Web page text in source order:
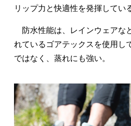
リップ力と快適性を発揮してい
防水性能は、レインウェアな
れているゴアテックスを使用し
ではなく、蒸れにも強い。